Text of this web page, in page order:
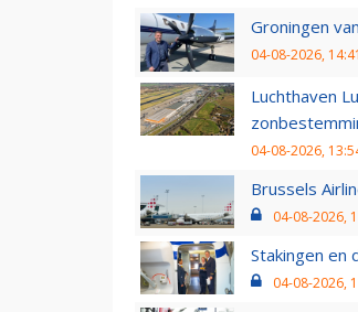
Groningen
04-08-2026, 14:41
Luchthaven
04-08-2026,
Brussels
04-08-2026,
Stakingen en
04-08-2026,